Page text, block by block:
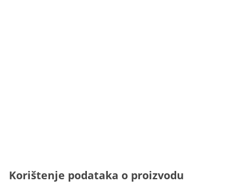
Korištenje podataka o proizvodu